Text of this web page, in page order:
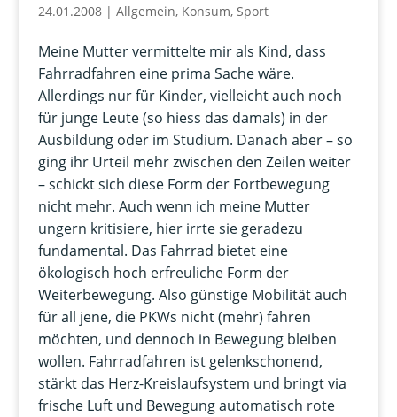
24.01.2008| Allgemein, Konsum, Sport
Meine Mutter vermittelte mir als Kind, dass
Fahrradfahren eine prima Sache wäre.
Allerdings nur für Kinder, vielleicht auch noch
für junge Leute (so hiess das damals) in der
Ausbildung oder im Studium. Danach aber – so
ging ihr Urteil mehr zwischen den Zeilen weiter
– schickt sich diese Form der Fortbewegung
nicht mehr. Auch wenn ich meine Mutter
ungern kritisiere, hier irrte sie geradezu
fundamental. Das Fahrrad bietet eine
ökologisch hoch erfreuliche Form der
Weiterbewegung. Also günstige Mobilität auch
für all jene, die PKWs nicht (mehr) fahren
möchten, und dennoch in Bewegung bleiben
wollen. Fahrradfahren ist gelenkschonend,
stärkt das Herz-Kreislaufsystem und bringt via
frische Luft und Bewegung automatisch rote